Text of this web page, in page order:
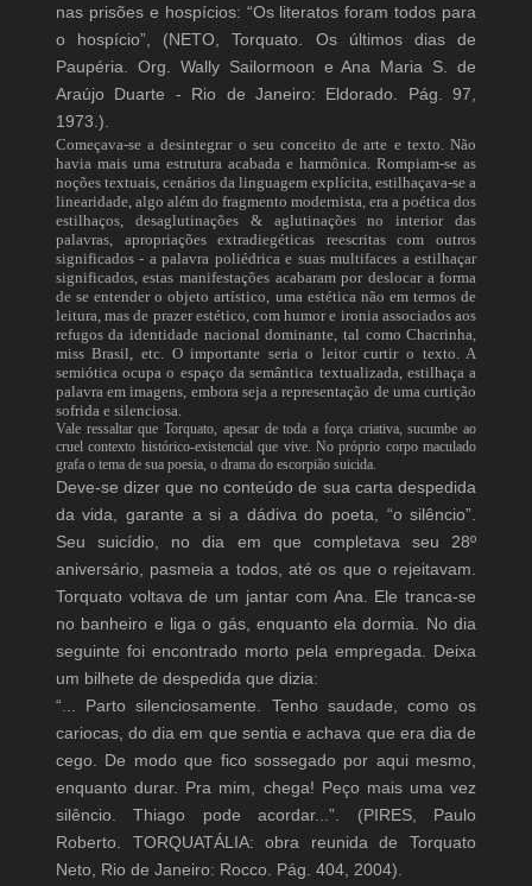
nas prisões e hospícios: “Os literatos foram todos para
o hospício”, (NETO, Torquato. Os últimos dias de
Paupéria. Org. Wally Sailormoon e Ana Maria S. de
Araújo Duarte - Rio de Janeiro: Eldorado. Pág. 97,
1973.).
Começava-se a desintegrar o seu conceito de arte e texto. Não
havia mais uma estrutura acabada e harmônica. Rompiam-se as
noções textuais, cenários da linguagem explícita, estilhaçava-se a
linearidade, algo além do fragmento modernista, era a poética dos
estilhaços, desaglutinações & aglutinações no interior das
palavras, apropriações extradiegéticas reescritas com outros
significados - a palavra poliédrica e suas multifaces a estilhaçar
significados, estas manifestações acabaram por deslocar a forma
de se entender o objeto artístico, uma estética não em termos de
leitura, mas de prazer estético, com humor e ironia associados aos
refugos da identidade nacional dominante, tal como Chacrinha,
miss Brasil, etc. O importante seria o leitor curtir o texto. A
semiótica ocupa o espaço da semântica textualizada, estilhaça a
palavra em imagens, embora seja a representação de uma curtição
sofrida e silenciosa.
Vale ressaltar que Torquato, apesar de toda a força criativa, sucumbe ao
cruel contexto histórico-existencial que vive. No próprio corpo maculado
grafa o tema de sua poesia, o drama do escorpião suicida.
Deve-se dizer que no conteúdo de sua carta despedida
da vida, garante a si a dádiva do poeta, “o silêncio”.
Seu suicídio, no dia em que completava seu 28º
aniversário, pasmeia a todos, até os que o rejeitavam.
Torquato voltava de um jantar com Ana. Ele tranca-se
no banheiro e liga o gás, enquanto ela dormia. No dia
seguinte foi encontrado morto pela empregada. Deixa
um bilhete de despedida que dizia:
“... Parto silenciosamente. Tenho saudade, como os
cariocas, do dia em que sentia e achava que era dia de
cego. De modo que fico sossegado por aqui mesmo,
enquanto durar. Pra mim, chega! Peço mais uma vez
silêncio. Thiago pode acordar...”. (PIRES, Paulo
Roberto. TORQUATÁLIA: obra reunida de Torquato
Neto, Rio de Janeiro: Rocco. Pág. 404, 2004).